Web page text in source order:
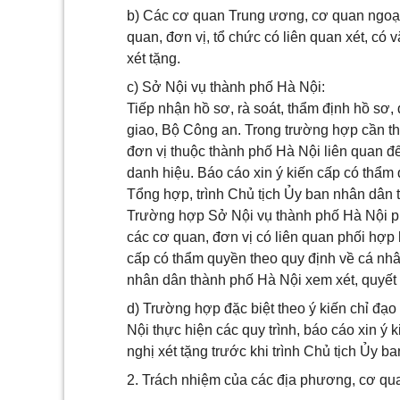
b) Các cơ quan Trung ương, cơ quan
quan, đơn vị, tổ chức có liên quan xét, có
xét tặng.
c) Sở Nội vụ thành phố Hà Nội:
Tiếp nhận hồ sơ, rà soát, thẩm định hồ
giao, Bộ Công an. Trong trường hợp cần
đơn vị thuộc thành phố Hà Nội liên quan
danh hiệu. Báo cáo xin ý kiến cấp có
Tổng hợp, trình Chủ tịch Ủy ban nhân dân
Trường hợp Sở Nội vụ thành phố Hà Nội
các cơ quan, đơn vị có liên quan phối
cấp có thẩm quyền theo quy định về cá
nhân dân thành phố Hà Nội xem xét, quyết
d) Trường hợp đặc biệt theo ý kiến chỉ
Nội thực hiện các quy trình, báo cáo xin ý
nghị xét tặng trước khi trình Chủ tịch Ủy
2. Trách nhiệm của các địa phương, cơ